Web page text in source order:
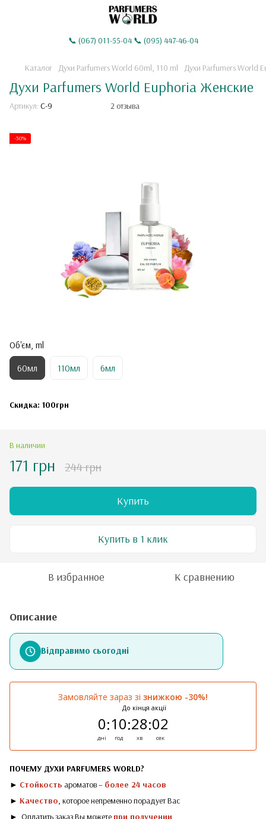
📞 (067) 011-55-04 📞 (095) 447-46-04
Каталог Духи Parfumers World 60ml, 110 ml Духи Parfumers World
Духи Parfumers World Euphoria Женские
Артикул: C-9 2 отзыва
-30%
Об'єм, ml
60мл 110мл 6мл
Скидка: 100грн
В наличии
171 грн 244 грн
Купить
Купить в 1 клик
В избранное К сравнению
Описание
Відправимо сьогодні
Замовляйте зараз зі знижкою -30%!
До кінця акції
0
дні
:10
год
:28
хв
:02
сек
ПОЧЕМУ ДУХИ PARFUMERS WORLD?
► Стойкость ароматов – более 24 часов
► Качество , которое непременно порадует Вас
► Оплатить заказ Вы можете при получении